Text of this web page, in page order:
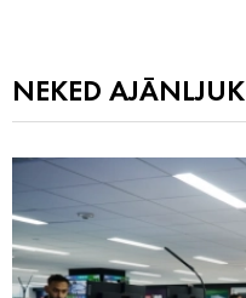
NEKED AJÁNLJUK